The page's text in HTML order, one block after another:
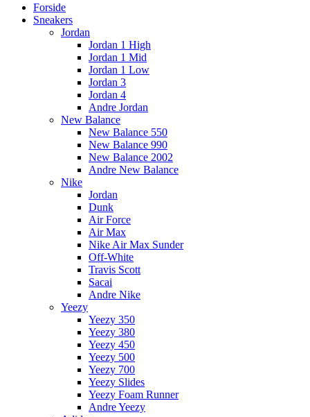
Forside
Sneakers
Jordan
Jordan 1 High
Jordan 1 Mid
Jordan 1 Low
Jordan 3
Jordan 4
Andre Jordan
New Balance
New Balance 550
New Balance 990
New Balance 2002
Andre New Balance
Nike
Jordan
Dunk
Air Force
Air Max
Nike Air Max Sunder
Off-White
Travis Scott
Sacai
Andre Nike
Yeezy
Yeezy 350
Yeezy 380
Yeezy 450
Yeezy 500
Yeezy 700
Yeezy Slides
Yeezy Foam Runner
Andre Yeezy